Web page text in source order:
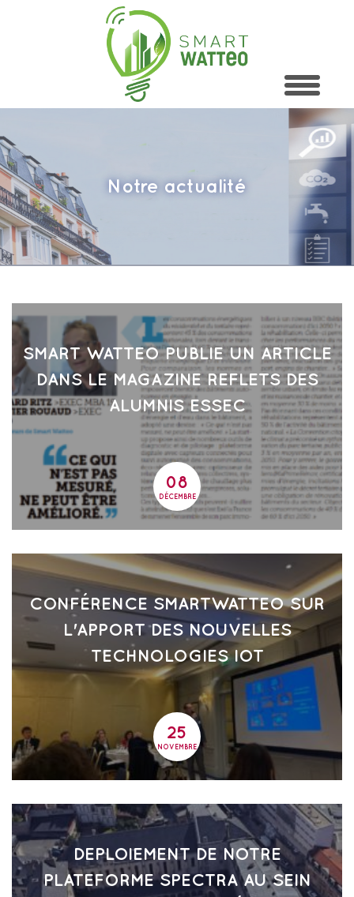
Notre actualité
SMART WATTEO PUBLIE UN ARTICLE
DANS LE MAGAZINE REFLETS DES
ALUMNIS ESSEC
08
DÉCEMBRE
08
CONFÉRENCE SMARTWATTEO SUR
L'APPORT DES NOUVELLES
TECHNOLOGIES IOT
25
NOVEMBRE
25
DEPLOIEMENT DE NOTRE
PLATEFORME SPECTRA AU SEIN